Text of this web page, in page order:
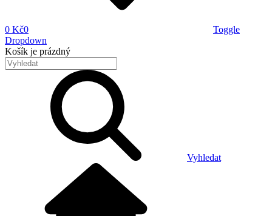
0 Kč0
Toggle
Dropdown
Košík je prázdný
Vyhledat